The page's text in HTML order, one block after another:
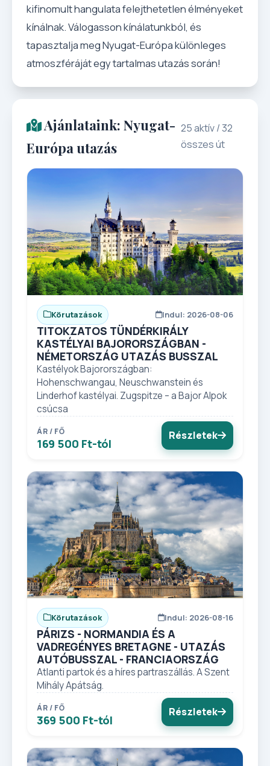
kifinomult hangulata felejthetetlen élményeket
kínálnak. Válogasson kínálatunkból, és
tapasztalja meg Nyugat-Európa különleges
atmoszféráját egy tartalmas utazás során!
Ajánlataink: Nyugat-
Európa utazás
25 aktív / 32
összes út
Körutazások Indul: 2026-08-06
TITOKZATOS TÜNDÉRKIRÁLY
KASTÉLYAI BAJORORSZÁGBAN -
NÉMETORSZÁG UTAZÁS BUSSZAL
Kastélyok Bajorországban:
Hohenschwangau, Neuschwanstein és
Linderhof kastélyai. Zugspitze – a Bajor Alpok
csúcsa
ÁR / FŐ
169 500 Ft-tól
Részletek
Körutazások Indul: 2026-08-16
PÁRIZS - NORMANDIA ÉS A
VADREGÉNYES BRETAGNE - UTAZÁS
AUTÓBUSSZAL - FRANCIAORSZÁG
Atlanti partok és a híres partraszállás. A Szent
Mihály Apátság.
ÁR / FŐ
369 500 Ft-tól
Részletek